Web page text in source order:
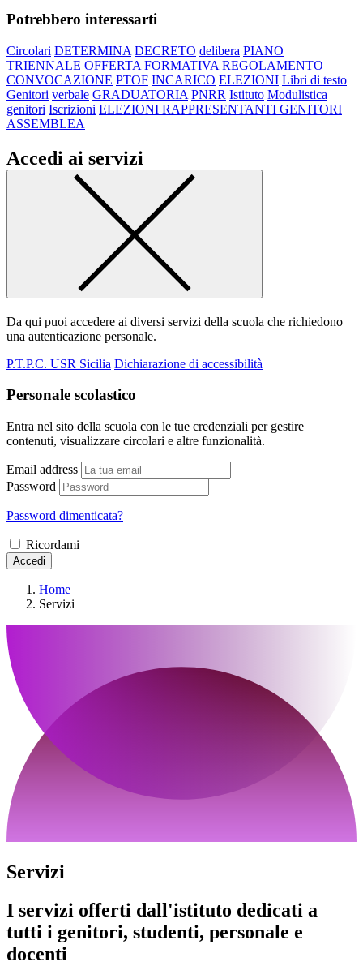
Potrebbero interessarti
Circolari DETERMINA DECRETO delibera PIANO
TRIENNALE OFFERTA FORMATIVA REGOLAMENTO
CONVOCAZIONE PTOF INCARICO ELEZIONI Libri di testo
Genitori verbale GRADUATORIA PNRR Istituto Modulistica
genitori Iscrizioni ELEZIONI RAPPRESENTANTI GENITORI
ASSEMBLEA
Accedi ai servizi
Da qui puoi accedere ai diversi servizi della scuola che richiedono
una autenticazione personale.
P.T.P.C. USR Sicilia Dichiarazione di accessibilità
Personale scolastico
Entra nel sito della scuola con le tue credenziali per gestire
contenuti, visualizzare circolari e altre funzionalità.
Email address
Password
Password dimenticata?
Ricordami
Accedi
Home
Servizi
Servizi
I servizi offerti dall'istituto dedicati a
tutti i genitori, studenti, personale e
docenti